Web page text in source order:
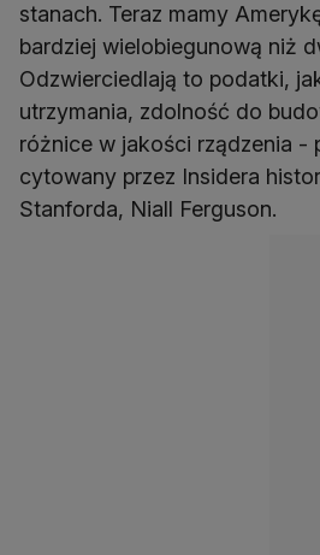
stanach. Teraz mamy
bardziej wielobiegunową niż
Odzwierciedlają to podatki,
utrzymania, zdolność do
różnice w jakości rządzenia -
cytowany przez Insidera
Stanforda, Niall Ferguson.